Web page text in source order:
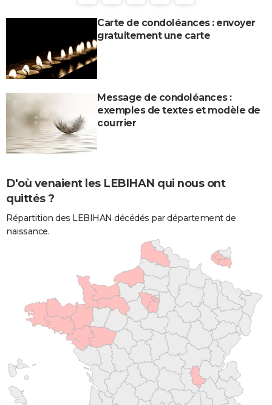
Carte de condoléances : envoyer
gratuitement une carte
Message de condoléances :
exemples de textes et modèle de
courrier
D'où venaient les LEBIHAN qui nous ont
quittés ?
Répartition des LEBIHAN décédés par département de
naissance.